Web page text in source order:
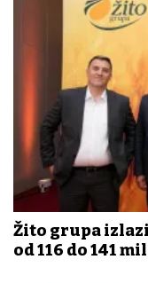
Žito grupa
od 116 do 141